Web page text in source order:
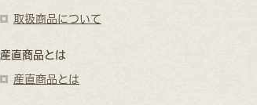
取扱商品について
産直商品とは
産直商品とは